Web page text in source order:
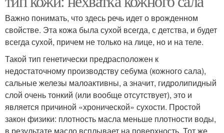
Важно понимать, что здесь речь идет о врожденном
свойстве. Эта кожа была сухой всегда, с детства, и будет
всегда сухой, причем не только на лице, но и на теле.
Такой тип генетически предрасположен к
недостаточному производству себума (кожного сала),
сальные железы малоактивны, а значит, гидролипидный
слой очень тонкий (или вообще отсутствует), это и
является причиной «хронической» сухости. Простой
закон физики: плотность масла меньше плотности воды,
в результате масло всплывает на поверхность. Тот же